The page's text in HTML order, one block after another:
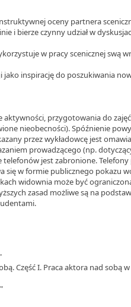
oceny partnera
i bierze czynny udział w
w pracy scenicznej swą
inspirację do poszukiwania
aktywności, przygotowania do
nieobecności). Spóźnienie
przez wykładowcę jest
prowadzącego (np.
jest zabronione.
się w formie publicznego pokazu
widownia może być
zasad możliwe są na
Część I. Praca aktora nad sobą